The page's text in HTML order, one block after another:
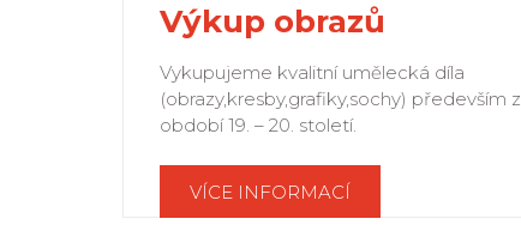
Výkup obrazů
Vykupujeme kvalitní umělecká díla
(obrazy,kresby,grafiky,sochy) především z
období 19. – 20. století.
VÍCE INFORMACÍ